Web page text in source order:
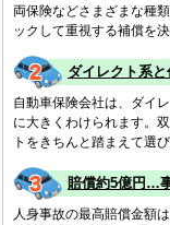
両保険などさまざまな種
ックして重視する補償を
ダイレクト系
自動車保険会社は、ダイ
に大きくわけられます。
トをきちんと踏まえて選び
賠償約5億円…
人身事故の最高賠償金額